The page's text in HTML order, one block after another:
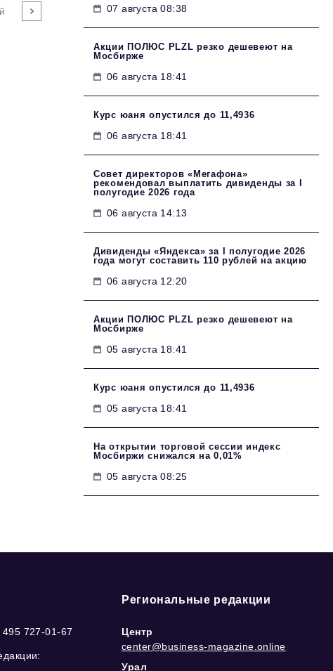
07 августа 08:38
Акции ПОЛЮС PLZL резко дешевеют на
Мосбирже
06 августа 18:41
Курс юаня опустился до 11,4936
06 августа 18:41
Совет директоров «Мегафона»
рекомендовал выплатить дивиденды за I
полугодие 2026 года
06 августа 14:13
Дивиденды «Яндекса» за I полугодие 2026
года могут составить 110 рублей на акцию
06 августа 12:20
Акции ПОЛЮС PLZL резко дешевеют на
Мосбирже
05 августа 18:41
Курс юаня опустился до 11,4936
05 августа 18:41
На открытии торговой сессии индекс
Мосбиржи снижался на 0,01%
05 августа 08:25
495 727-01-67
Региональные редакции
Центр
center@business-magazine.online
Урал